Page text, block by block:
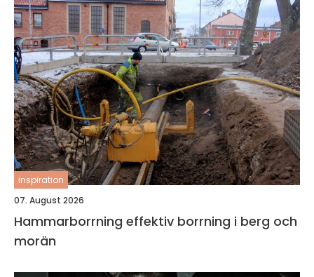
inspiration
07. August 2026
Hammarborrning effektiv borrning i berg och
morän